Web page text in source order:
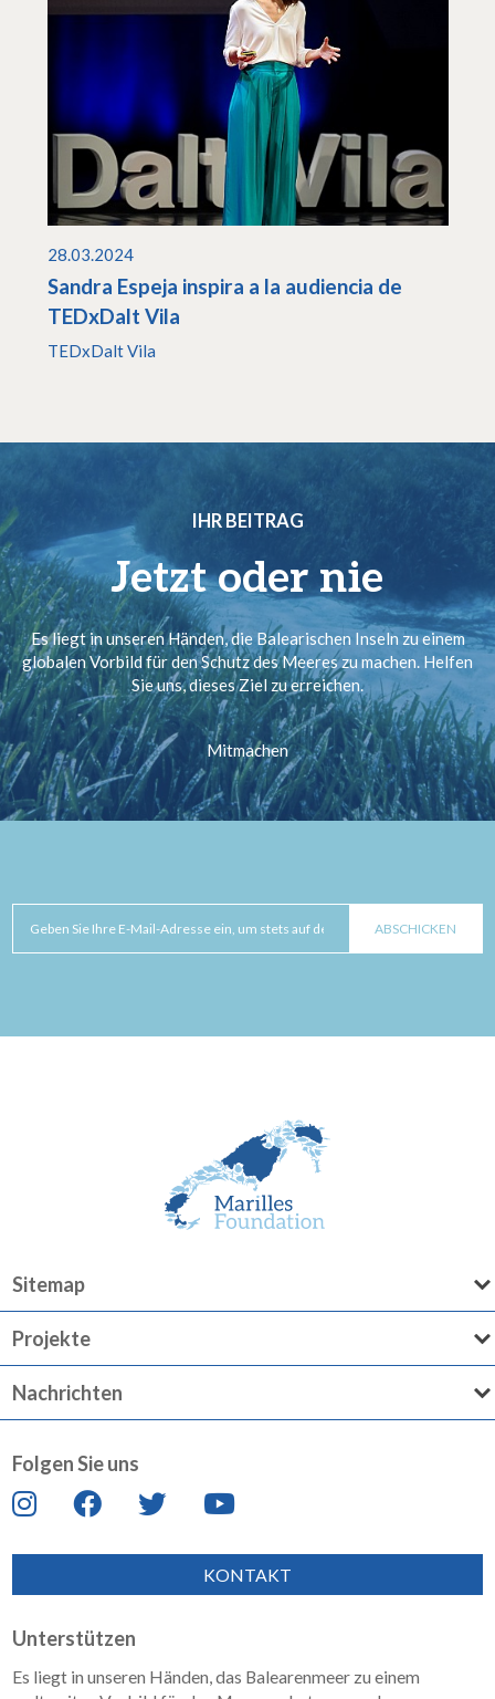
28.03.2024
Sandra Espeja inspira a la audiencia de
TEDxDalt Vila
TEDxDalt Vila
IHR BEITRAG
Jetzt oder nie
Es liegt in unseren Händen, die Balearischen Inseln zu einem
globalen Vorbild für den Schutz des Meeres zu machen. Helfen
Sie uns, dieses Ziel zu erreichen.
Mitmachen
Sitemap
Projekte
Nachrichten
Folgen Sie uns
KONTAKT
Unterstützen
Es liegt in unseren Händen, das Balearenmeer zu einem